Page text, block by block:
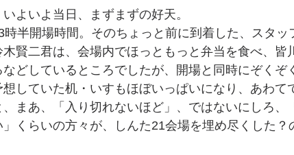
よいよ当日、まずまずの好天。
時半開場時間。そのちょっと前に到着した、スタ
木賢二君は、会場内でほっともっと弁当を食べ、
などしているところでしたが、開場と同時にぞく
想していた机・いすもほぼいっぱいになり、あわて
、まあ、「入り切れないほど」、ではないにしろ
」くらいの方々が、しんた21会場を埋め尽くした？